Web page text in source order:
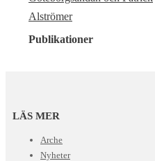
Alströmer
Publikationer
LÄS MER
Arche
Nyheter